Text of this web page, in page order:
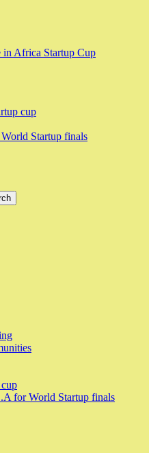
in Africa Startup Cup
cup
Startup finals
for World Startup finals